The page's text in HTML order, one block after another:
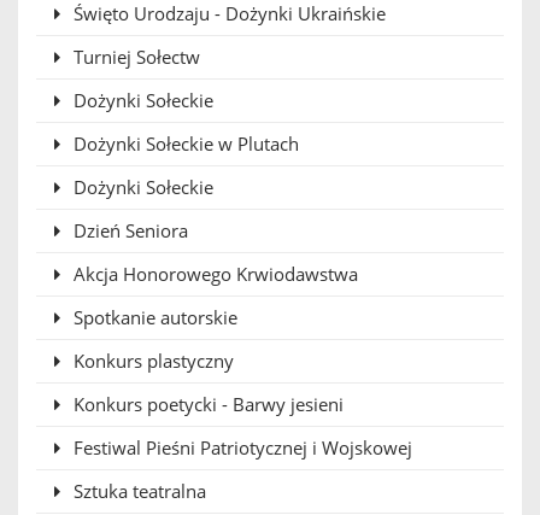
Święto Urodzaju - Dożynki Ukraińskie
Turniej Sołectw
Dożynki Sołeckie
Dożynki Sołeckie w Plutach
Dożynki Sołeckie
Dzień Seniora
Akcja Honorowego Krwiodawstwa
Spotkanie autorskie
Konkurs plastyczny
Konkurs poetycki - Barwy jesieni
Festiwal Pieśni Patriotycznej i Wojskowej
Sztuka teatralna